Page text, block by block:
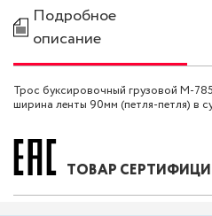
Подробное
описание
Трос буксировочный грузовой M-
ширина ленты 90мм (петля-петля) в
ТОВАР